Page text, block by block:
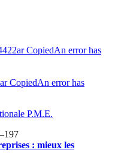
CopiedAn error has
CopiedAn error has
P.M.E.
: mieux les